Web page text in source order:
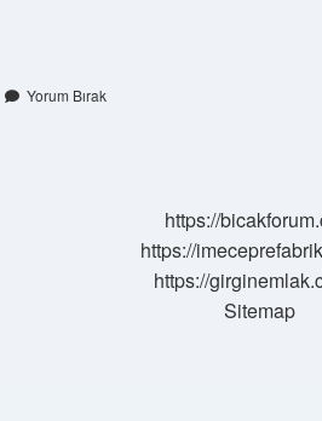
Yorum Bırak
https://
https://
https://
Sitemap